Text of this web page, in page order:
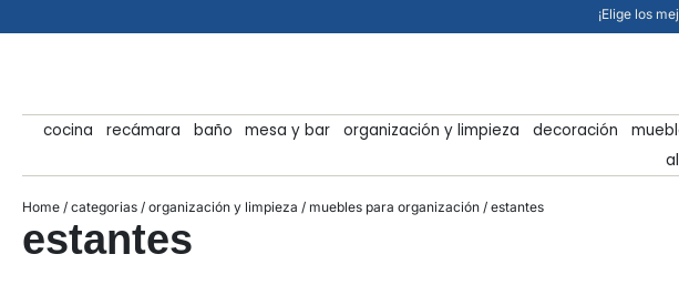
¡Elige los
cocina recámara baño mesa y bar organización y limpieza decoración
Home / categorias / organización y limpieza / muebles para organización / estantes
estantes